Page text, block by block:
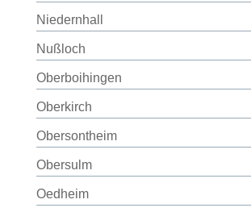
Niedernhall
Nußloch
Oberboihingen
Oberkirch
Obersontheim
Obersulm
Oedheim